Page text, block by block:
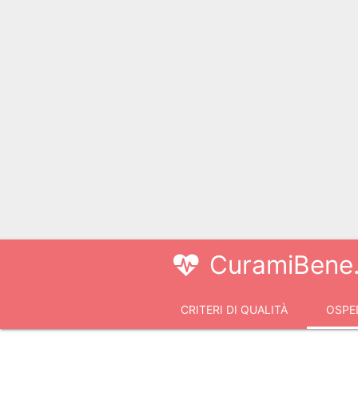
CRITERI DI QUALITÀ